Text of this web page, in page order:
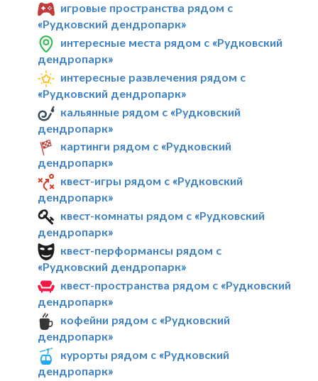
игровые пространства рядом с
«Рудковский дендропарк»
интересные места рядом с «Рудковский
дендропарк»
интересные развлечения рядом с
«Рудковский дендропарк»
кальянные рядом с «Рудковский
дендропарк»
картинги рядом с «Рудковский
дендропарк»
квест-игры рядом с «Рудковский
дендропарк»
квест-комнаты рядом с «Рудковский
дендропарк»
квест-перформансы рядом с
«Рудковский дендропарк»
квест-пространства рядом с «Рудковский
дендропарк»
кофейни рядом с «Рудковский
дендропарк»
курорты рядом с «Рудковский
дендропарк»